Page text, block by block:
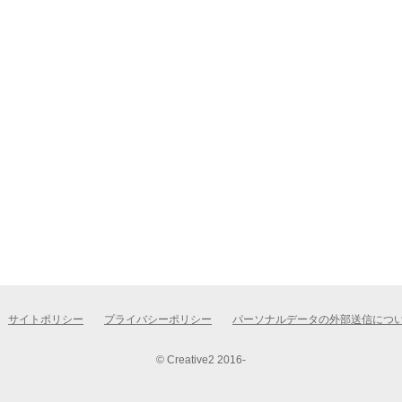
サイトポリシー プライバシーポリシー パーソナルデータの外部送信につ
© Creative2 2016-